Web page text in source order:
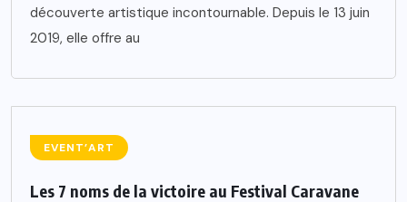
découverte artistique incontournable. Depuis le 13 juin
2019, elle offre au
EVENT’ART
Les 7 noms de la victoire au Festival Caravane